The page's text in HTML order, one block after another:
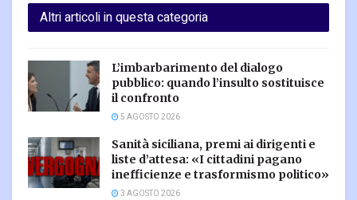
Altri articoli in questa categoria
L’imbarbarimento del dialogo
pubblico: quando l’insulto sostituisce
il confronto
5 AGOSTO 2026
Sanità siciliana, premi ai dirigenti e
liste d’attesa: «I cittadini pagano
inefficienze e trasformismo politico»
3 AGOSTO 2026